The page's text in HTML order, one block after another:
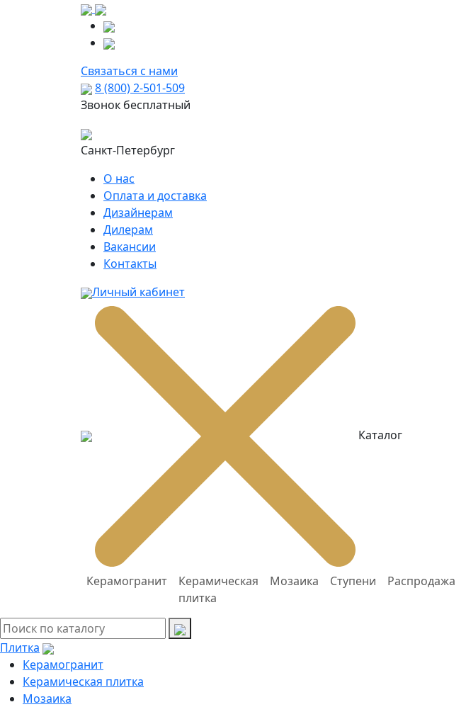
Связаться с нами
8 (800) 2-501-509
Звонок бесплатный
Санкт-Петербург
О нас
Оплата и доставка
Дизайнерам
Дилерам
Вакансии
Контакты
Личный кабинет
Каталог
Керамогранит
Керамическая
плитка
Мозаика Ступени Распродажа
Плитка
Керамогранит
Керамическая плитка
Мозаика